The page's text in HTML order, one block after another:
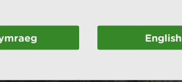
English